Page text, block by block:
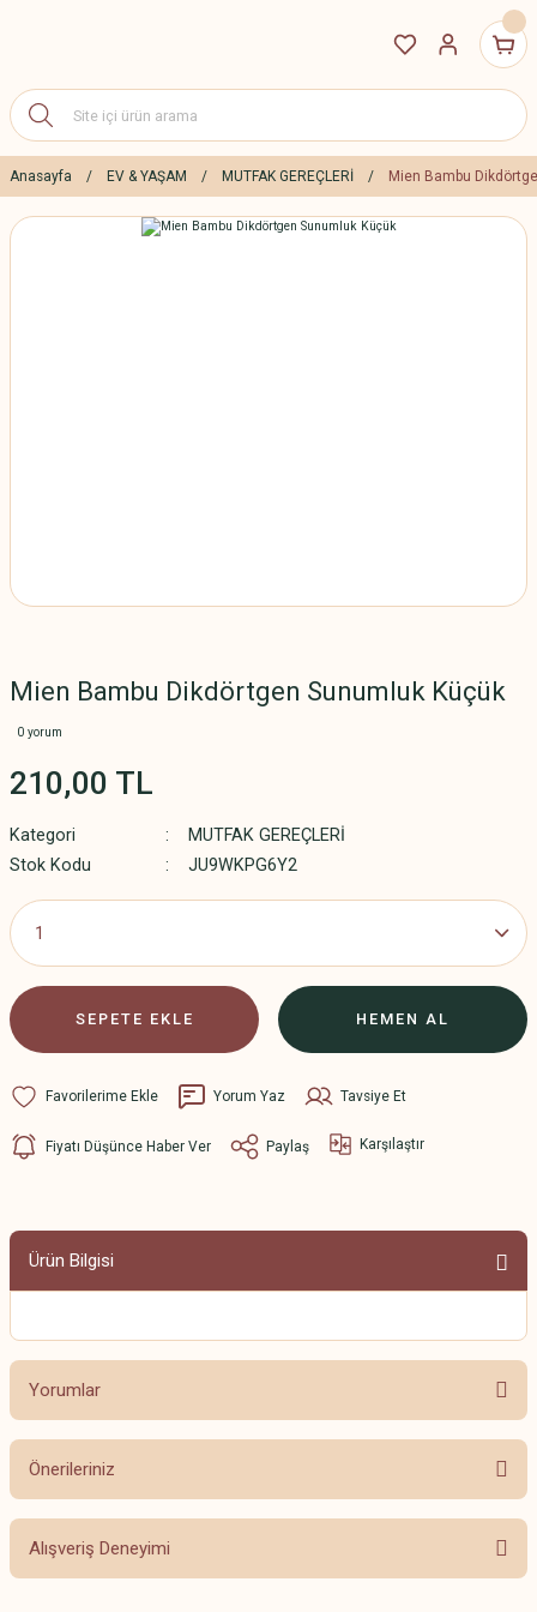
Anasayfa EV & YAŞAM MUTFAK GEREÇLERİ Mien Bambu
Mien Bambu Dikdörtgen Sunumluk Küçük
0 yorum
210,00 TL
Kategori
MUTFAK GEREÇLERİ
Stok Kodu
JU9WKPG6Y2
SEPETE EKLE HEMEN AL
Yorum Yaz Tavsiye Et
Fiyatı Düşünce Haber Ver Paylaş Karşılaştır
Ürün Bilgisi
Yorumlar
Bu ürüne ilk yorumu siz yapın!
Önerileriniz
Bu ürünün fiyat bilgisi, resim, ürün açıklamalarında ve diğer konularda
yetersiz gördüğünüz noktaları öneri formunu kullanarak tarafımıza
iletebilirsiniz.
Alışveriş Deneyimi